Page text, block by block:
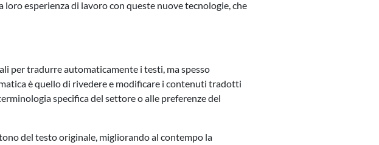
loro esperienza di lavoro con queste nuove tecnologie, che
per tradurre automaticamente i testi, ma spesso
è quello di rivedere e modificare i contenuti tradotti
specifica del settore o alle preferenze del
del testo originale, migliorando al contempo la